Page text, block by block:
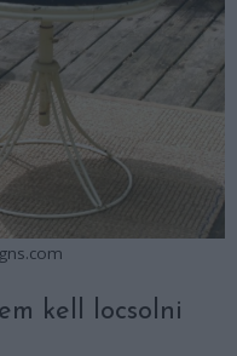
kell locsolni